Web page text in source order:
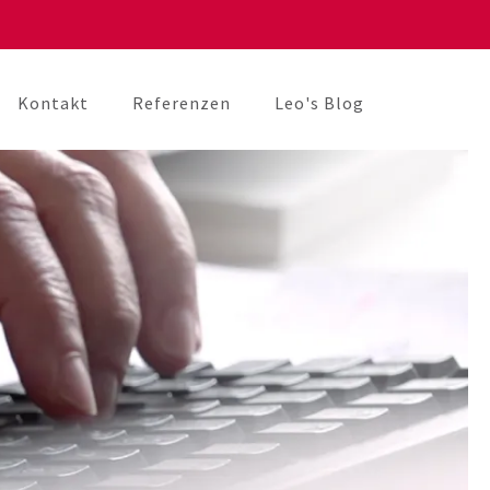
Kontakt Referenzen Leo's Blog